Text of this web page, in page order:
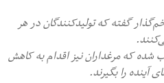
گفته که تولیدکنندگان در هر
که مرغداران نیز اقدام به کاهش
آینده را بگیرند.